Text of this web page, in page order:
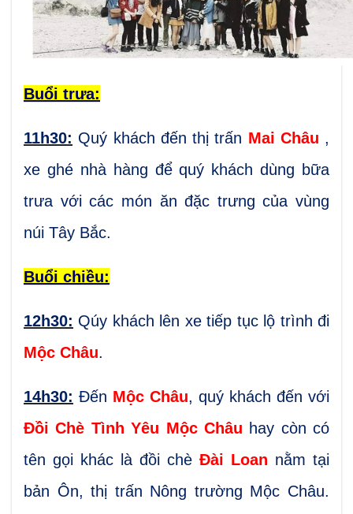
Buổi trưa:
11h30: Quý khách đến thị trấn Mai Châu ,
xe ghé nhà hàng để quý khách dùng bữa
trưa với các món ăn đặc trưng của vùng
núi Tây Bắc.
Buổi chiều:
12h30: Qúy khách lên xe tiếp tục lộ trình đi
Mộc Châu.
14h30: Đến Mộc Châu, quý khách đến với
Đồi Chè Tình Yêu Mộc Châu hay còn có
tên gọi khác là đồi chè Đài Loan nằm tại
bản Ôn, thị trấn Nông trường Mộc Châu.